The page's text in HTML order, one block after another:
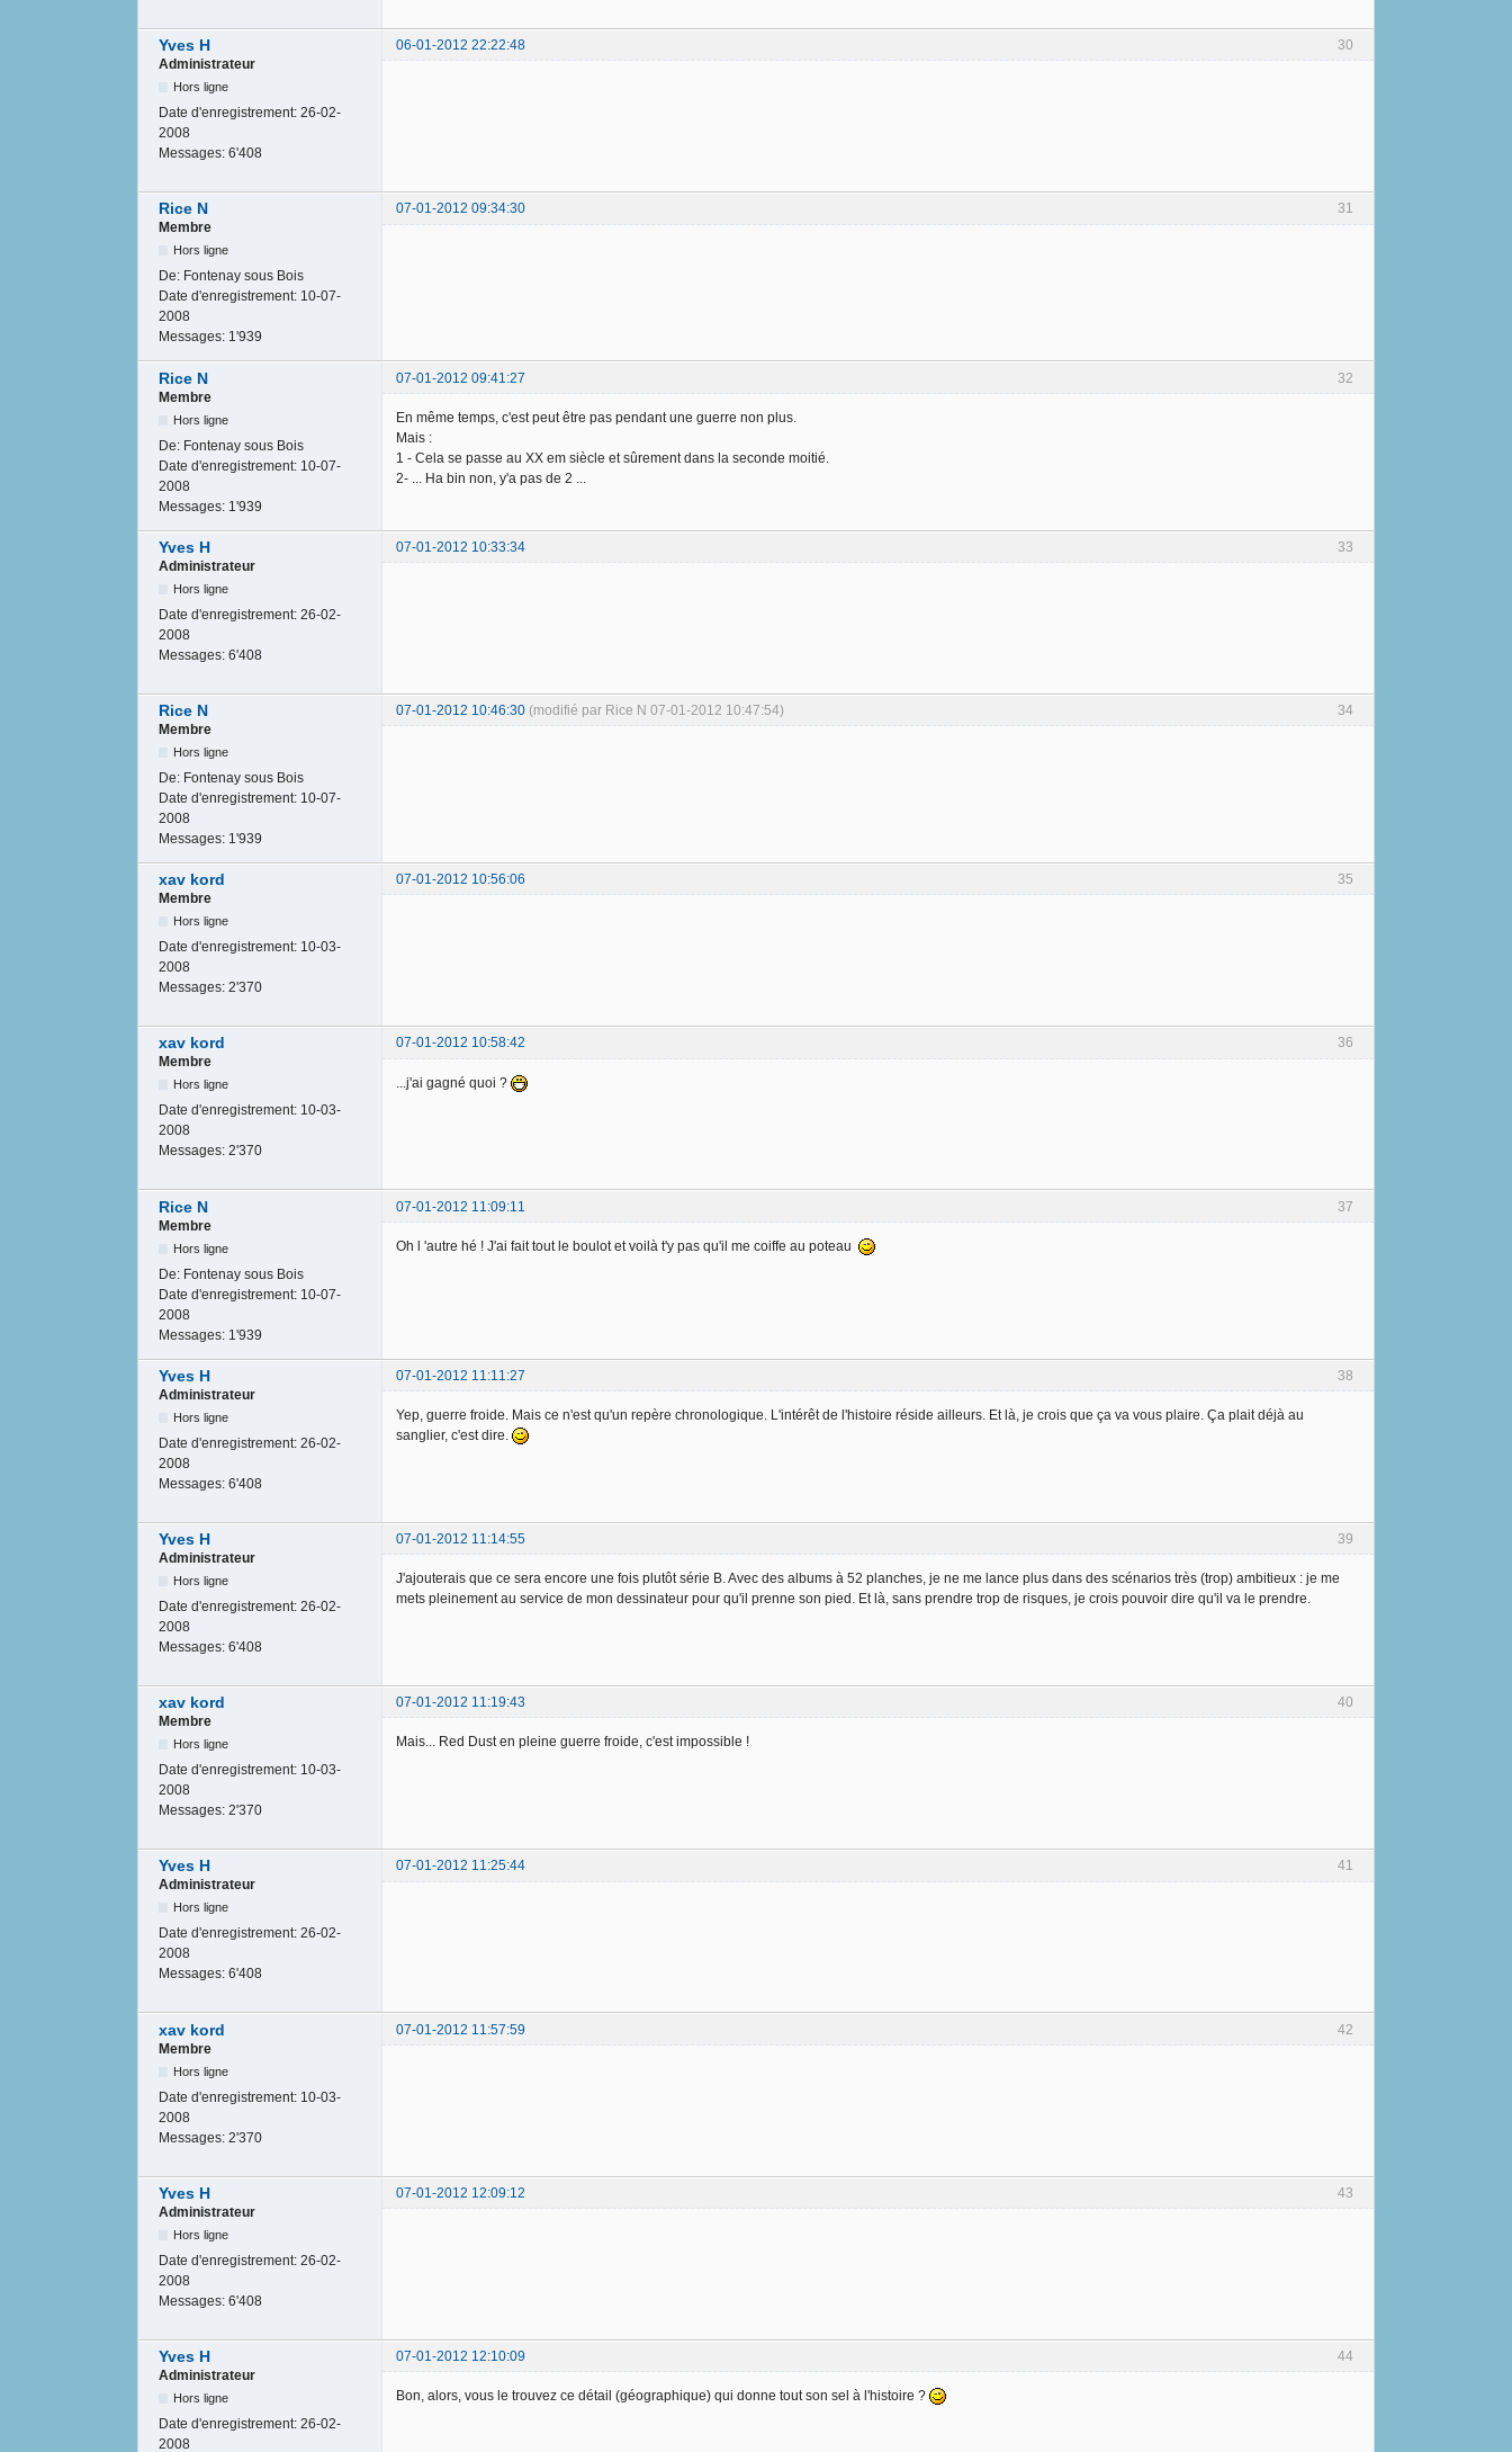
30
Yves H
06-01-2012 22:22:48
Administrateur
Hors ligne
Date d'enregistrement: 26-02-
2008
Messages: 6'408
31
Rice N
07-01-2012 09:34:30
Membre
Hors ligne
De: Fontenay sous Bois
Date d'enregistrement: 10-07-
2008
Messages: 1'939
32
Rice N
07-01-2012 09:41:27
Membre
Hors ligne
De: Fontenay sous Bois
Date d'enregistrement: 10-07-
2008
Messages: 1'939
En même temps, c'est peut être pas pendant une guerre non plus.
Mais :
1 - Cela se passe au XX em siècle et sûrement dans la seconde moitié.
2- ... Ha bin non, y'a pas de 2 ...
33
Yves H
07-01-2012 10:33:34
Administrateur
Hors ligne
Date d'enregistrement: 26-02-
2008
Messages: 6'408
34
Rice N 07-01-2012 10:46:30 (modifié par Rice N 07-01-2012 10:47:54)
Membre
Hors ligne
De: Fontenay sous Bois
Date d'enregistrement: 10-07-
2008
Messages: 1'939
35
xav kord
07-01-2012 10:56:06
Membre
Hors ligne
Date d'enregistrement: 10-03-
2008
Messages: 2'370
36
xav kord
07-01-2012 10:58:42
Membre
Hors ligne
Date d'enregistrement: 10-03-
2008
Messages: 2'370
...j'ai gagné quoi ?
37
Rice N
07-01-2012 11:09:11
Membre
Hors ligne
De: Fontenay sous Bois
Date d'enregistrement: 10-07-
2008
Messages: 1'939
Oh l 'autre hé ! J'ai fait tout le boulot et voilà t'y pas qu'il me coiffe au poteau
38
Yves H
07-01-2012 11:11:27
Administrateur
Hors ligne
Date d'enregistrement: 26-02-
2008
Messages: 6'408
Yep, guerre froide. Mais ce n'est qu'un repère chronologique. L'intérêt de l'histoire réside ailleurs. Et là, je crois que ça va vous plaire. Ça plait déjà au
sanglier, c'est dire.
39
Yves H
07-01-2012 11:14:55
Administrateur
Hors ligne
Date d'enregistrement: 26-02-
2008
Messages: 6'408
J'ajouterais que ce sera encore une fois plutôt série B. Avec des albums à 52 planches, je ne me lance plus dans des scénarios très (trop) ambitieux : je me
mets pleinement au service de mon dessinateur pour qu'il prenne son pied. Et là, sans prendre trop de risques, je crois pouvoir dire qu'il va le prendre.
40
xav kord
07-01-2012 11:19:43
Membre
Hors ligne
Date d'enregistrement: 10-03-
2008
Messages: 2'370
Mais... Red Dust en pleine guerre froide, c'est impossible !
41
Yves H
07-01-2012 11:25:44
Administrateur
Hors ligne
Date d'enregistrement: 26-02-
2008
Messages: 6'408
42
xav kord
07-01-2012 11:57:59
Membre
Hors ligne
Date d'enregistrement: 10-03-
2008
Messages: 2'370
43
Yves H
07-01-2012 12:09:12
Administrateur
Hors ligne
Date d'enregistrement: 26-02-
2008
Messages: 6'408
44
Yves H
07-01-2012 12:10:09
Administrateur
Hors ligne
Date d'enregistrement: 26-02-
2008
Bon, alors, vous le trouvez ce détail (géographique) qui donne tout son sel à l'histoire ?